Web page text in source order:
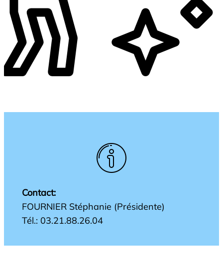
Contact:
FOURNIER Stéphanie (Présidente)
Tél.: 03.21.88.26.04